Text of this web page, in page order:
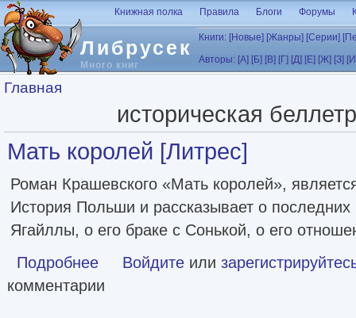
Перейти к основному содержанию
Либрусек
Много книг
Книжная полка Правила Блоги Форумы
Книги: [Новые] [Жанры] [Серии]
Авторы: [А] [Б] [В] [Г] [Д] [Е] [Ж] [З]
Вы здесь
Главная
историческая
Мать королей [Литрес]
Роман Крашевского «Мать королей»,
История Польши и рассказывает о последних
Ягайллы, о его браке с Сонькой, о его
Подробнее о Мать королей [Литрес]
Войдите или
комментарии